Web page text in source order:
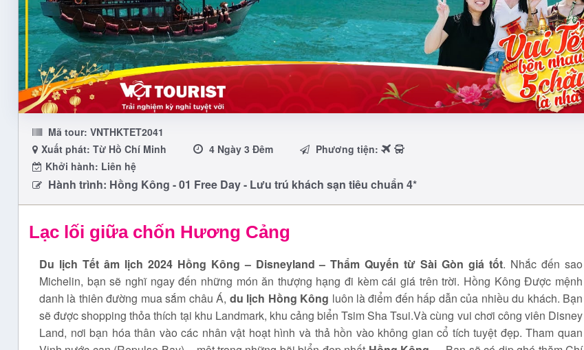
Mã tour: VNTHKTET2041
Xuất phát: Từ Hồ Chí Minh
4 Ngày 3 Đêm
Phương tiện:
Khởi hành: Liên hệ
Hành trình: Hồng Kông - 01 Free Day - Lưu trú khách sạn tiêu chuẩn 4*
Lạc lối giữa chốn Hương Cảng
Du lịch Tết âm lịch 2024Hồng Kông – Disneyland – Thẩm Quyến từ Sài Gòn giá tốt. Nhắc đến sao
Michelin, bạn sẽ nghĩ ngay đến những món ăn thượng hạng đi kèm cái giá trên trời. Hồng Kông Được mệnh
danh là thiên đường mua sắm châu Á, du lịch Hồng Kông luôn là điểm đến hấp dẫn của nhiều du khách. Bạn
sẽ được shopping thỏa thích tại khu Landmark, khu cảng biển Tsim Sha Tsui.Và cùng vui chơi công viên Disney
Land, nơi bạn hóa thân vào các nhân vật hoạt hình và thả hồn vào không gian cổ tích tuyệt đẹp. Tham quan